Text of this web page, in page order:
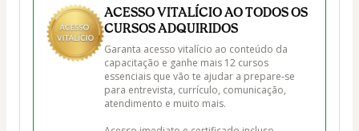
ACESSO VITALÍCIO AO TODOS OS
CURSOS ADQUIRIDOS
Garanta acesso vitalício ao conteúdo da
capacitação e ganhe mais 12 cursos
essenciais que vão te ajudar a prepare-se
para entrevista, currículo, comunicação,
atendimento e muito mais.